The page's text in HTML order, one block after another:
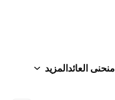
منحنى العائدالمزيد